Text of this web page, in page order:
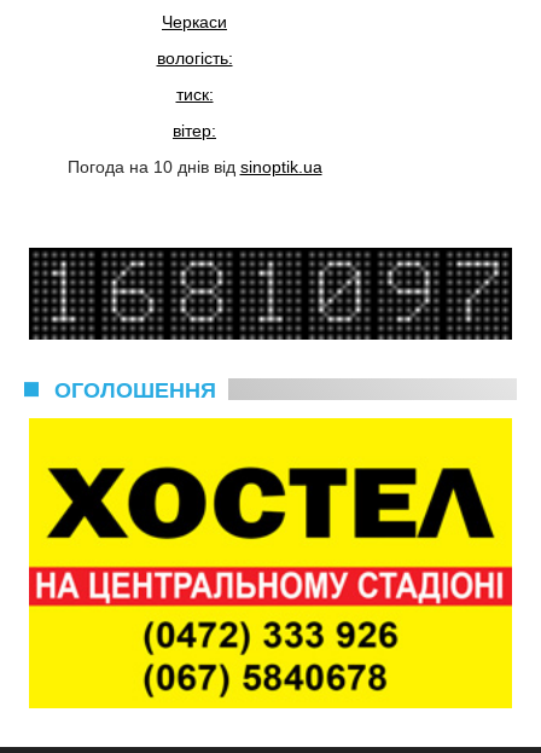
Черкаси
вологість:
тиск:
вітер:
Погода на 10 днів від sinoptik.ua
ОГОЛОШЕННЯ